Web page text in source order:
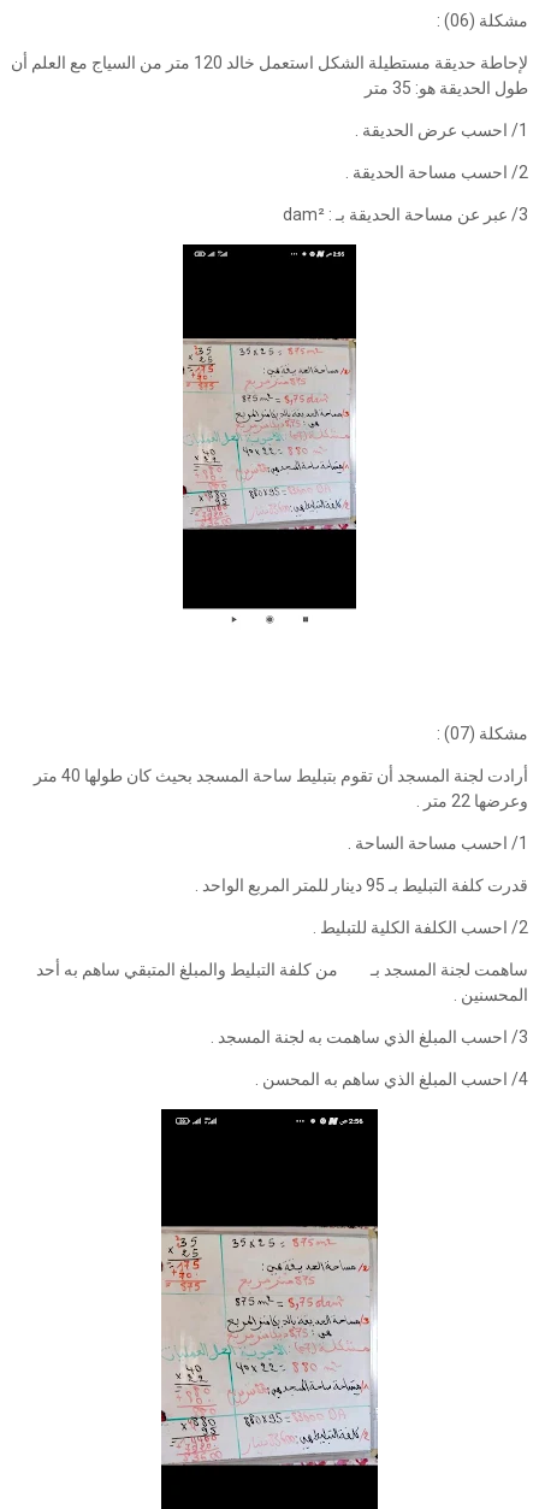
مشكلة (06) :
لإحاطة حديقة مستطيلة الشكل استعمل خالد 120 متر من السياج مع العلم أن
طول الحديقة هو: 35 متر
1/ احسب عرض الحديقة .
2/ احسب مساحة الحديقة .
3/ عبر عن مساحة الحديقة بـ : dam²
مشكلة (07) :
أرادت لجنة المسجد أن تقوم بتبليط ساحة المسجد بحيث كان طولها 40 متر
وعرضها 22 متر .
1/ احسب مساحة الساحة .
قدرت كلفة التبليط بـ 95 دينار للمتر المربع الواحد .
2/ احسب الكلفة الكلية للتبليط .
ساهمت لجنة المسجد بـ من كلفة التبليط والمبلغ المتبقي ساهم به أحد
المحسنين .
3/ احسب المبلغ الذي ساهمت به لجنة المسجد .
4/ احسب المبلغ الذي ساهم به المحسن .